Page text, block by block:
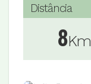
Distância
8Km